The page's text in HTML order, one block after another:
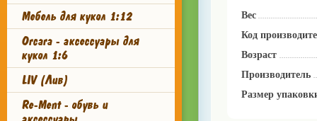
Мебель для кукол 1:12
Orcara - аксессуары для
кукол 1:6
LIV (Лив)
Re-Ment - обувь и
Вес
Код
Возраст
Производитель
Размер